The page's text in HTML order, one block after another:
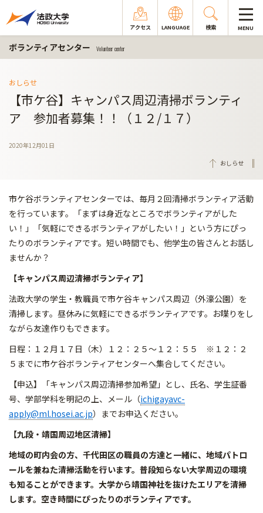
アクセス LANGUAGE 検索 MENU
ボランティアセンター Volunteer center
おしらせ
【市ケ谷】キャンパス周辺清掃ボランティ
ア 参加者募集！！（１２/１７）
2020年12月01日
おしらせ
市ケ谷ボランティアセンターでは、毎月２回清掃ボランティア活動
を行っています。「まずは身近なところでボランティアがした
い！」「気軽にできるボランティアがしたい！」という方にぴっ
たりのボランティアです。短い時間でも、他学生の皆さんとお話し
ませんか？
【キャンパス周辺清掃ボランティア】
法政大学の学生・教職員で市ケ谷キャンパス周辺（外濠公園）を
清掃します。昼休みに気軽にできるボランティアです。お喋りをし
ながら友達作りもできます。
日程：１２月１７日（木）１２：２５～１２：５５ ※１２：２
５までに市ケ谷ボランティアセンターへ集合してください。
【申込】「キャンパス周辺清掃参加希望」とし、氏名、学生証番
号、学部学科を明記の上、メール（ichigayavc-
apply@ml.hosei.ac.jp）までお申込ください。
【九段・靖国周辺地区清掃】
地域の町内会の方、千代田区の職員の方達と一緒に、地域パトロ
ールを兼ねた清掃活動を行います。普段知らない大学周辺の環境
も知ることができます。大学から靖国神社を抜けたエリアを清掃
します。空き時間にぴったりのボランティアです。